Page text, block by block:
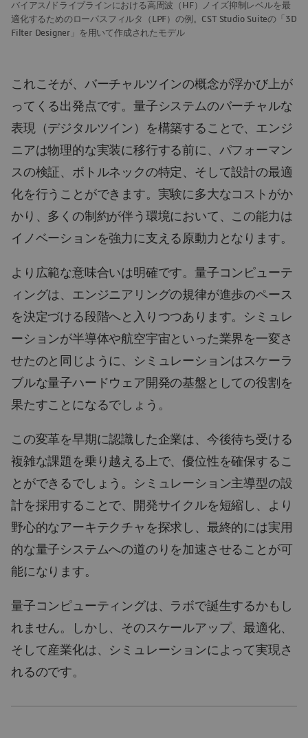
バイアス/ドライブラインにおける高周波（HF）ノイズ抑制レベルを最
適化するためのローパスフィルタ（LPF）の例。CST Studio Suiteの「3D
Filter Designer」を用いて作成されたモデル
これこそが、バーチャルツインの概念が浮かび上が
ってくる出発点です。量子システムのバーチャルな
表現（デジタルツイン）を構築することで、エンジ
ニアは物理的な実装に移行する前に、パフォーマン
スの検証、ボトルネックの特定、そして設計の最適
化を行うことができます。実験に多大なコストがか
かり、多くの制約が伴う環境において、この能力は
イノベーションを強力に支える原動力となります。
より広範な意味合いは明確です。量子コンピューテ
ィングは、エンジニアリングの規律が進歩のペース
を決定づける段階へと入りつつあります。シミュレ
ーションが半導体や航空宇宙といった業界を一変さ
せたのと同じように、シミュレーションはスケーラ
ブルな量子ハードウェア開発の基盤としての役割を
果たすことになるでしょう。
この変革を早期に認識した企業は、今後待ち受ける
複雑な課題を乗り越える上で、優位性を確保するこ
とができるでしょう。シミュレーション主導型の設
計を採用することで、開発サイクルを短縮し、より
野心的なアーキテクチャを探求し、最終的には実用
的な量子システムへの道のりを加速させることが可
能になります。
量子コンピューティングは、ラボで誕生するかもし
れません。しかし、そのスケールアップ、最適化、
そして産業化は、シミュレーションによって実現さ
れるのです。